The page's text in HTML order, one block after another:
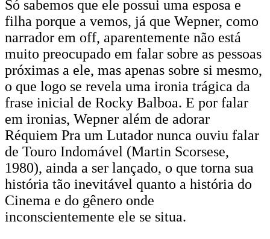
Só sabemos que ele possui uma esposa e
filha porque a vemos, já que Wepner, como
narrador em off, aparentemente não está
muito preocupado em falar sobre as pessoas
próximas a ele, mas apenas sobre si mesmo,
o que logo se revela uma ironia trágica da
frase inicial de Rocky Balboa. E por falar
em ironias, Wepner além de adorar
Réquiem Pra um Lutador nunca ouviu falar
de Touro Indomável (Martin Scorsese,
1980), ainda a ser lançado, o que torna sua
história tão inevitável quanto a história do
Cinema e do gênero onde
inconscientemente ele se situa.